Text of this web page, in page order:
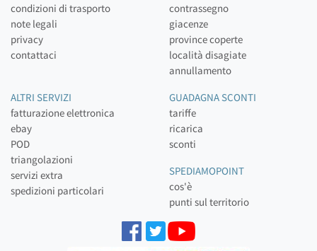
condizioni di trasporto
note legali
privacy
contattaci
contrassegno
giacenze
province coperte
località disagiate
annullamento
ALTRI SERVIZI
fatturazione elettronica
ebay
POD
triangolazioni
servizi extra
spedizioni particolari
GUADAGNA SCONTI
tariffe
ricarica
sconti
SPEDIAMOPOINT
cos'è
punti sul territorio